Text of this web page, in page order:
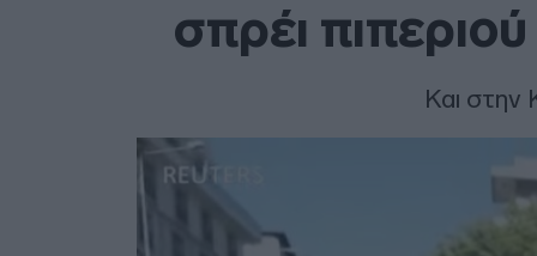
σπρέι
Και στην